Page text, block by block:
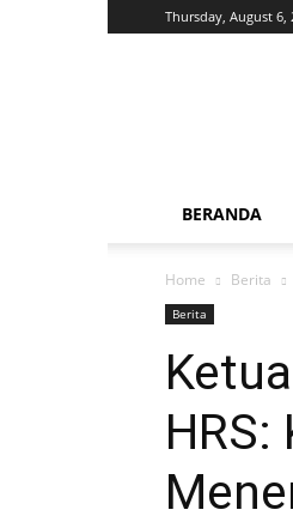
Thursday, August 6,
BERANDA
Home Berita
Berita